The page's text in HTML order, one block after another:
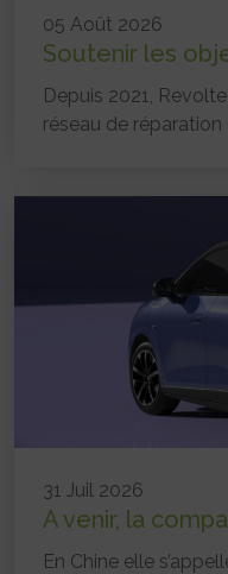
05 Août 2026
Soutenir les
Depuis 2021,
réseau de réparation
31 Juil 2026
A venir, la
En Chine elle